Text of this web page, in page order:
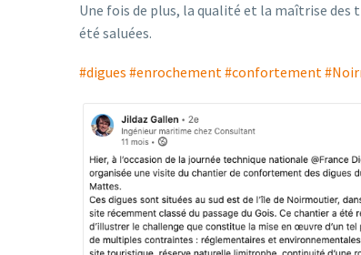
Une fois de plus, la qualité et la maîtrise des
été saluées.
#digues #enrochement #confortement #